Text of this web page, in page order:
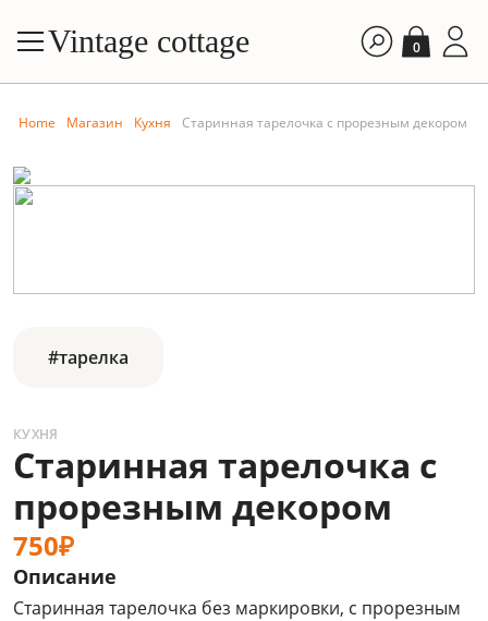
Vintage cottage 0
Home Магазин Кухня Старинная тарелочка с прорезным декором
#тарелка
КУХНЯ
Старинная тарелочка с
прорезным декором
750₽
Описание
Старинная тарелочка без маркировки, с прорезным